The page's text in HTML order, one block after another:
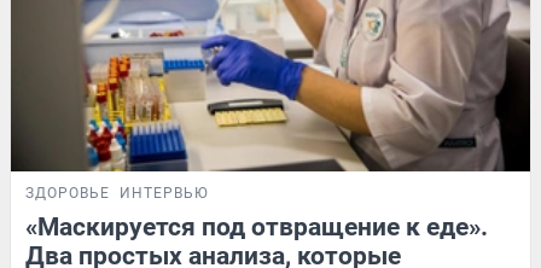
ЗДОРОВЬЕ ИНТЕРВЬЮ
«Маскируется под отвращение к еде».
Два простых анализа, которые